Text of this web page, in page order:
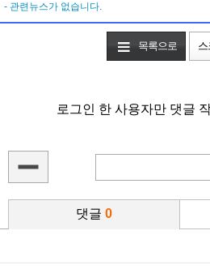
- 관련뉴스가 없습니다.
목록으로 스
로그인 한 사용자만 댓글
댓글 0